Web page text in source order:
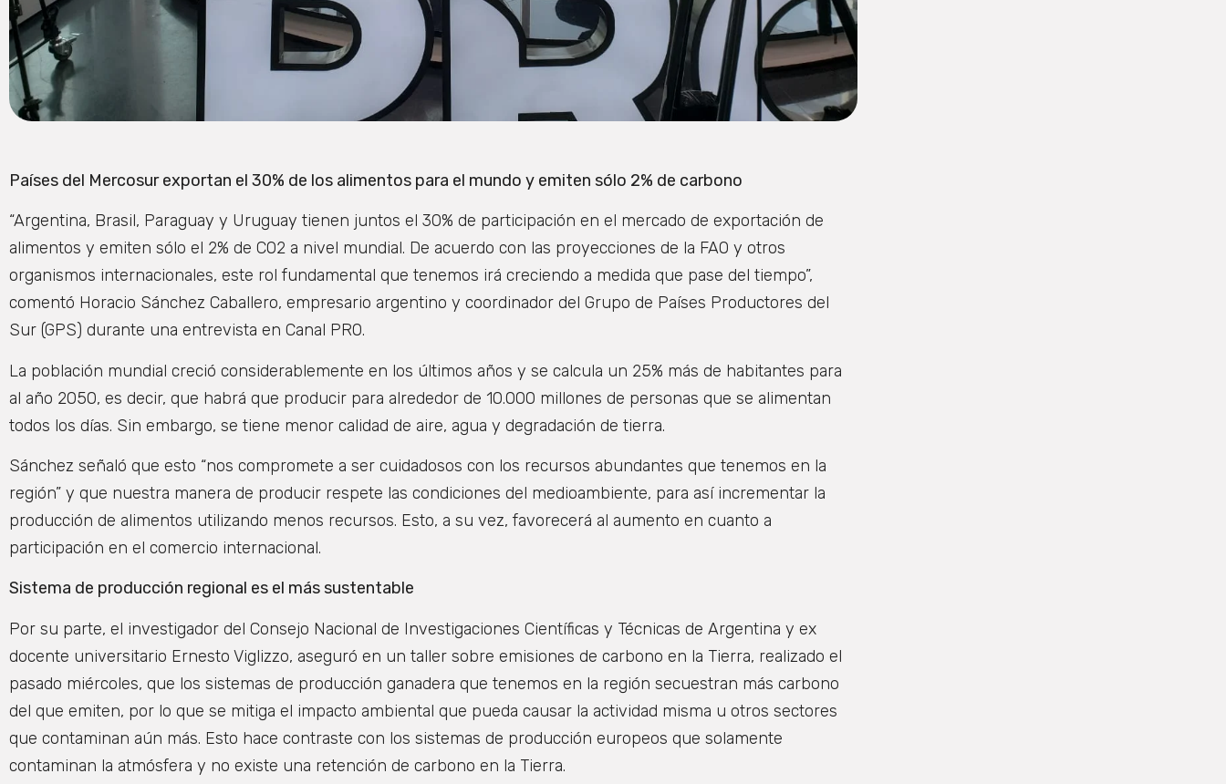
Países del Mercosur exportan el 30% de los alimentos para el mundo y emiten sólo 2% de carbono
“Argentina, Brasil, Paraguay y Uruguay tienen juntos el 30% de participación en el mercado de exportación de
alimentos y emiten sólo el 2% de CO2 a nivel mundial. De acuerdo con las proyecciones de la FAO y otros
organismos internacionales, este rol fundamental que tenemos irá creciendo a medida que pase del tiempo”,
comentó Horacio Sánchez Caballero, empresario argentino y coordinador del Grupo de Países Productores del
Sur (GPS) durante una entrevista en Canal PRO.
La población mundial creció considerablemente en los últimos años y se calcula un 25% más de habitantes para
al año 2050, es decir, que habrá que producir para alrededor de 10.000 millones de personas que se alimentan
todos los días. Sin embargo, se tiene menor calidad de aire, agua y degradación de tierra.
Sánchez señaló que esto “nos compromete a ser cuidadosos con los recursos abundantes que tenemos en la
región” y que nuestra manera de producir respete las condiciones del medioambiente, para así incrementar la
producción de alimentos utilizando menos recursos. Esto, a su vez, favorecerá al aumento en cuanto a
participación en el comercio internacional.
Sistema de producción regional es el más sustentable
Por su parte, el investigador del Consejo Nacional de Investigaciones Científicas y Técnicas de Argentina y ex
docente universitario Ernesto Viglizzo, aseguró en un taller sobre emisiones de carbono en la Tierra, realizado el
pasado miércoles, que los sistemas de producción ganadera que tenemos en la región secuestran más carbono
del que emiten, por lo que se mitiga el impacto ambiental que pueda causar la actividad misma u otros sectores
que contaminan aún más. Esto hace contraste con los sistemas de producción europeos que solamente
contaminan la atmósfera y no existe una retención de carbono en la Tierra.